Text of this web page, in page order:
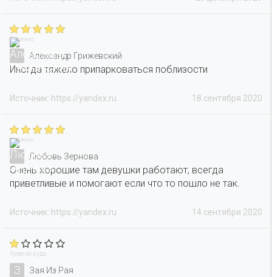
Отлично
Александр Грижевский
Иногда тяжело припарковаться поблизости
18 сентября 2020
Источник: https://yandex.ru
Отлично
Любовь Зернова
Очень хорошие там девушки работают, всегда
приветливые и помогают если что то пошло не так.
14 сентября 2020
Источник: https://yandex.ru
Хуже не куда
З Зая Из Рая